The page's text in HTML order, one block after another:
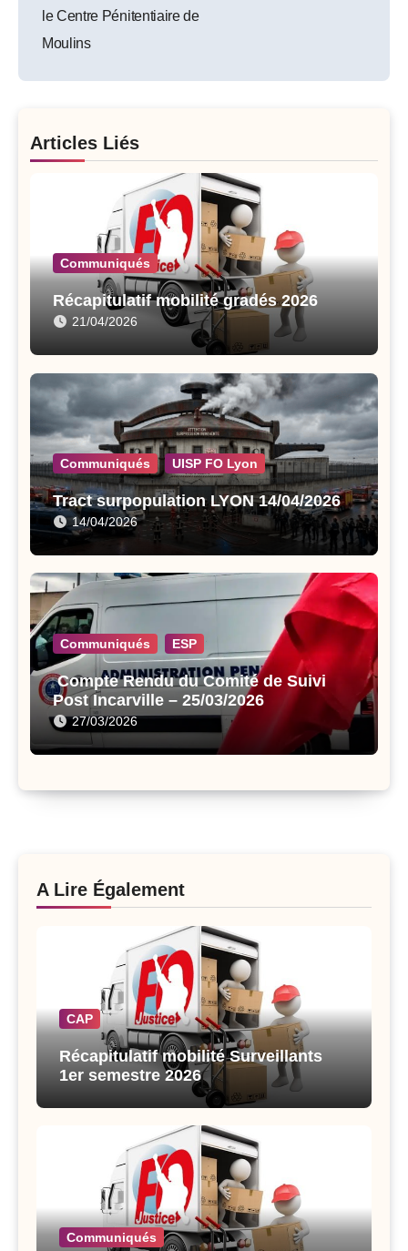
le Centre Pénitentiaire de
Moulins
Articles Liés
Communiqués
Récapitulatif mobilité gradés 2026
21/04/2026
Communiqués UISP FO Lyon
Tract surpopulation LYON 14/04/2026
14/04/2026
Communiqués ESP
Compte Rendu du Comité de Suivi
Post Incarville – 25/03/2026
27/03/2026
A Lire Également
CAP
Récapitulatif mobilité Surveillants
1er semestre 2026
Communiqués